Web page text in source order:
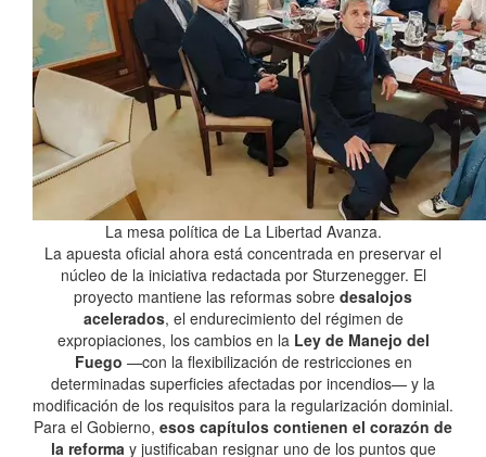
La mesa política de La Libertad Avanza.
La apuesta oficial ahora está concentrada en preservar el
núcleo de la iniciativa redactada por Sturzenegger. El
proyecto mantiene las reformas sobre desalojos
acelerados, el endurecimiento del régimen de
expropiaciones, los cambios en laLey de Manejo del
Fuego —con la flexibilización de restricciones en
determinadas superficies afectadas por incendios— y la
modificación de los requisitos para la regularización dominial.
Para el Gobierno, esos capítulos contienen el corazón de
la reforma y justificaban resignar uno de los puntos que